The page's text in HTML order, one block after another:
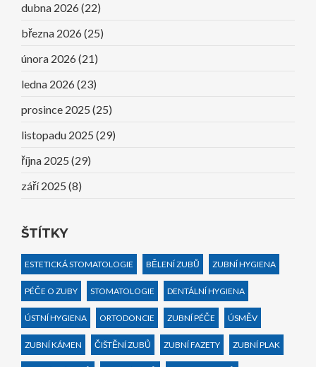
dubna 2026 (22)
března 2026 (25)
února 2026 (21)
ledna 2026 (23)
prosince 2025 (25)
listopadu 2025 (29)
října 2025 (29)
září 2025 (8)
ŠTÍTKY
ESTETICKÁ STOMATOLOGIE BĚLENÍ ZUBŮ ZUBNÍ HYGIENA
PÉČE O ZUBY STOMATOLOGIE DENTÁLNÍ HYGIENA
ÚSTNÍ HYGIENA ORTODONCIE ZUBNÍ PÉČE ÚSMĚV
ZUBNÍ KÁMEN ČIŠTĚNÍ ZUBŮ ZUBNÍ FAZETY ZUBNÍ PLAK